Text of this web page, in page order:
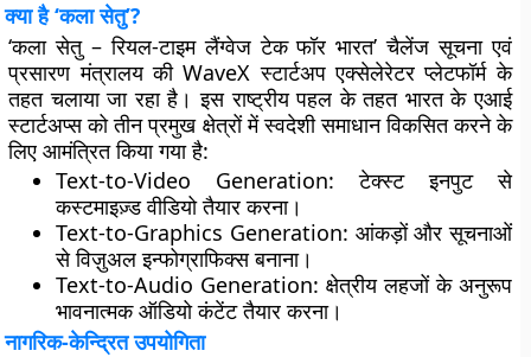
क्या है ‘कला सेतु’?
‘कला सेतु – रियल-टाइम लैंग्वेज टेक फॉर भारत’ चैलेंज सूचना एवं
प्रसारण मंत्रालय कीWaveX स्टार्टअप एक्सेलेरेटर प्लेटफॉर्मके
तहत चलाया जा रहा है। इस राष्ट्रीय पहल के तहत भारत के एआई
स्टार्टअप्स को तीन प्रमुख क्षेत्रों में स्वदेशी समाधान विकसित करने के
लिए आमंत्रित किया गया है:
Text-to-Video Generation: टेक्स्ट इनपुट से
कस्टमाइज़्ड वीडियो तैयार करना।
Text-to-Graphics Generation: आंकड़ों और सूचनाओं
से विज़ुअल इन्फोग्राफिक्स बनाना।
Text-to-Audio Generation: क्षेत्रीय लहजों के अनुरूप
भावनात्मक ऑडियो कंटेंट तैयार करना।
नागरिक-केन्द्रित उपयोगिता